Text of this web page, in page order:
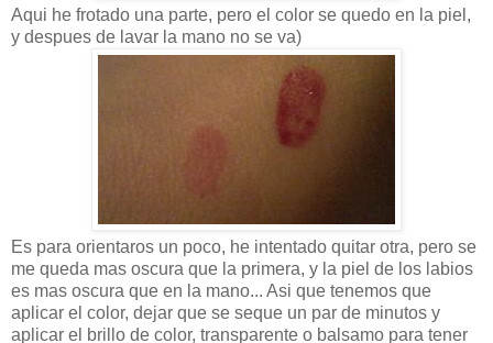
Aqui he frotado una parte, pero el color se quedo en la piel,
y despues de lavar la mano no se va)
Es para orientaros un poco, he intentado quitar otra, pero se
me queda mas oscura que la primera, y la piel de los labios
es mas oscura que en la mano... Asi que tenemos que
aplicar el color, dejar que se seque un par de minutos y
aplicar el brillo de color, transparente o balsamo para tener